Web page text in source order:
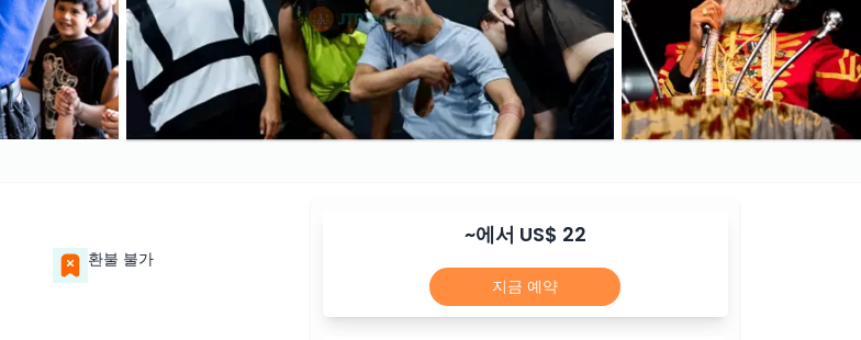
환불 불가
~에서 US$ 22
지금 예약